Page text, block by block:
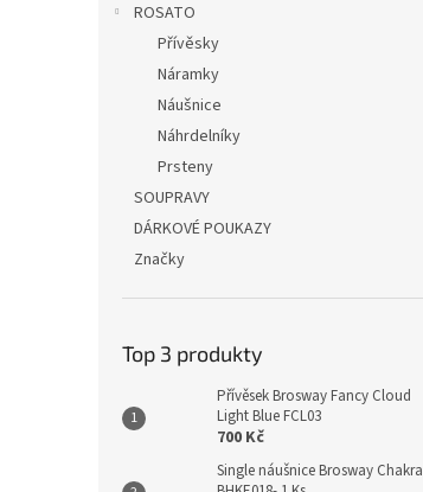
ROSATO
Přívěsky
Náramky
Náušnice
Náhrdelníky
Prsteny
SOUPRAVY
DÁRKOVÉ POUKAZY
Značky
Top 3 produkty
Přívěsek Brosway Fancy Cloud
Light Blue FCL03
700 Kč
Single náušnice Brosway Chakra